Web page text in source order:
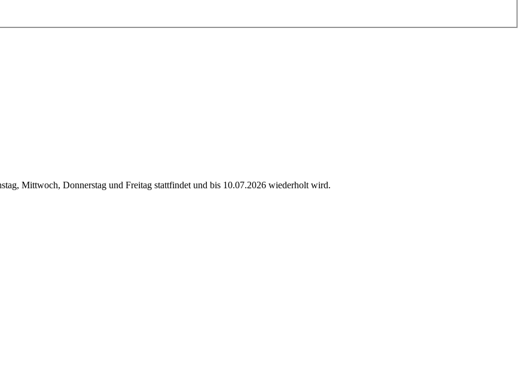
Mittwoch, Donnerstag und Freitag stattfindet und bis 10.07.2026 wiederholt wird.